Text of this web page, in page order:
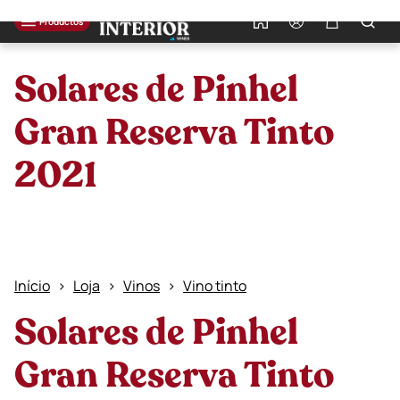
Productos
Solares de Pinhel
Gran Reserva Tinto
2021
Início Loja Vinos Vino tinto
Solares de Pinhel
Gran Reserva Tinto